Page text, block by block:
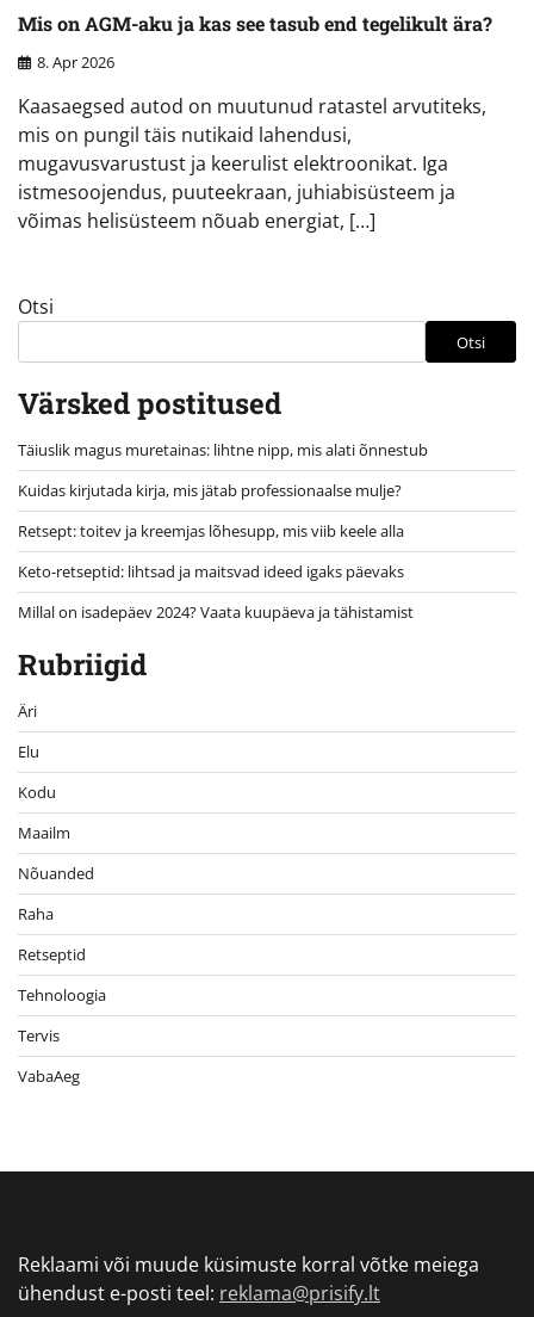
Mis on AGM-aku ja kas see tasub end tegelikult ära?
8. Apr 2026
Kaasaegsed autod on muutunud ratastel arvutiteks,
mis on pungil täis nutikaid lahendusi,
mugavusvarustust ja keerulist elektroonikat. Iga
istmesoojendus, puuteekraan, juhiabisüsteem ja
võimas helisüsteem nõuab energiat, […]
Otsi
Otsi
Värsked postitused
Täiuslik magus muretainas: lihtne nipp, mis alati õnnestub
Kuidas kirjutada kirja, mis jätab professionaalse mulje?
Retsept: toitev ja kreemjas lõhesupp, mis viib keele alla
Keto-retseptid: lihtsad ja maitsvad ideed igaks päevaks
Millal on isadepäev 2024? Vaata kuupäeva ja tähistamist
Rubriigid
Äri
Elu
Kodu
Maailm
Nõuanded
Raha
Retseptid
Tehnoloogia
Tervis
VabaAeg
Reklaami või muude küsimuste korral võtke meiega
ühendust e-posti teel: reklama@prisify.lt